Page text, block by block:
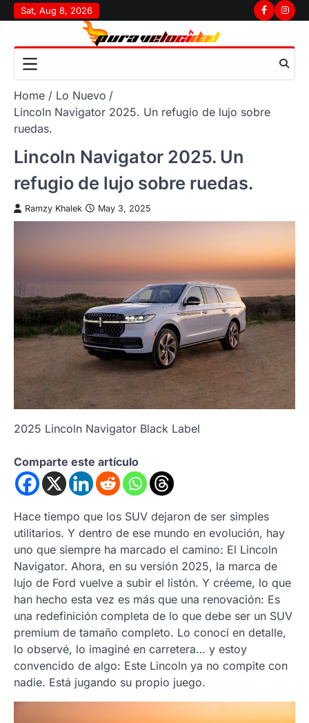
Skip
to
Sat, Aug 8, 2026 Facebook
Home
Lo Nuevo
Lincoln Navigator 2025. Un refugio de lujo sobre
ruedas.
Lincoln Navigator 2025. Un
refugio de lujo sobre ruedas.
Ramzy Khalek May 3, 2025
2025 Lincoln Navigator Black Label
Comparte este artículo
Hace tiempo que los SUV dejaron de ser simples
utilitarios. Y dentro de ese mundo en evolución, hay
uno que siempre ha marcado el camino: El Lincoln
Navigator. Ahora, en su versión 2025, la marca de
lujo de Ford vuelve a subir el listón. Y créeme, lo que
han hecho esta vez es más que una renovación: Es
una redefinición completa de lo que debe ser un SUV
premium de tamaño completo. Lo conocí en detalle,
lo observé, lo imaginé en carretera… y estoy
convencido de algo: Este Lincoln ya no compite con
nadie. Está jugando su propio juego.